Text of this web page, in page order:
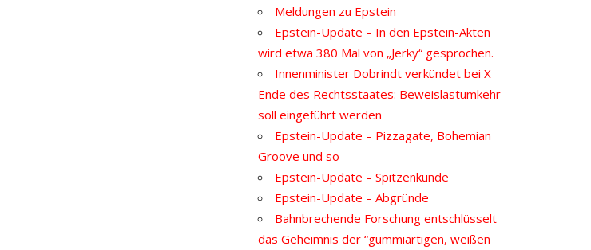
Meldungen zu Epstein
Epstein-Update – In den Epstein-Akten
wird etwa 380 Mal von „Jerky“ gesprochen.
Innenminister Dobrindt verkündet bei X
Ende des Rechtsstaates: Beweislastumkehr
soll eingeführt werden
Epstein-Update – Pizzagate, Bohemian
Groove und so
Epstein-Update – Spitzenkunde
Epstein-Update – Abgründe
Bahnbrechende Forschung entschlüsselt
das Geheimnis der “gummiartigen, weißen